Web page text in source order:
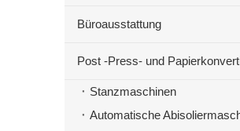
Büroausstattung
Stanzmaschinen